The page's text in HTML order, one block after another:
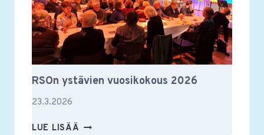
RSOn ystävien vuosikokous 2026
23.3.2026
LUE LISÄÄ RSON